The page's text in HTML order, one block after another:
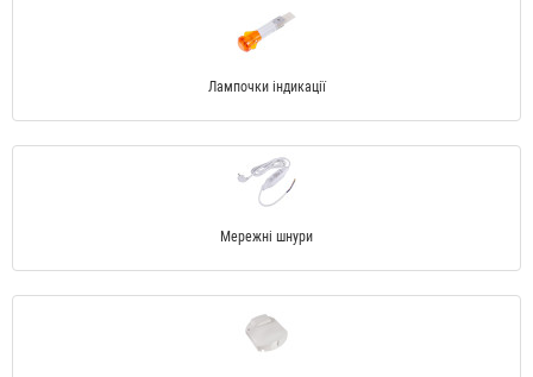
Лампочки індикації
Мережні шнури